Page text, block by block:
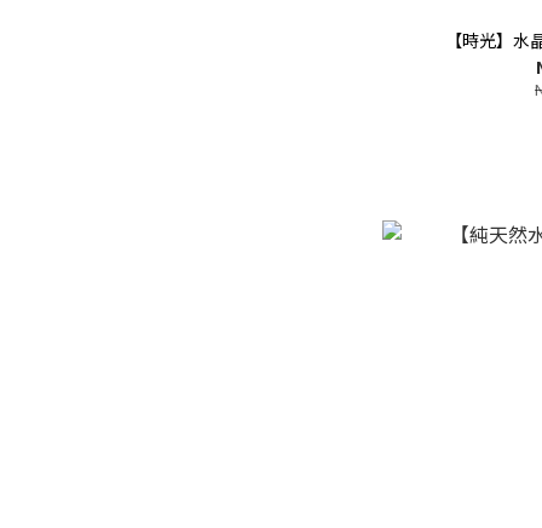
【時光】